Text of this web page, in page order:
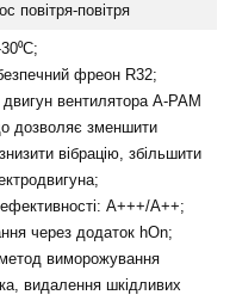
повітря-повітря
фреон R32;
двигун вентилятора A-PAM
дозволяє зменшити
вібрацію, збільшити
А+++/А++;
через додаток hOn;
виморожування
видалення шкідливих